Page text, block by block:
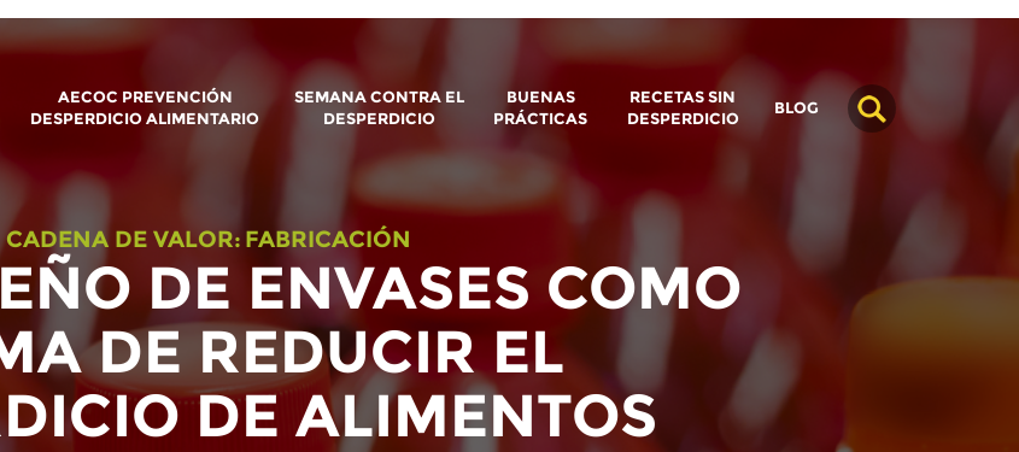
AECOC PREVENCIÓN
DESPERDICIO ALIMENTARIO
SEMANA CONTRA EL
DESPERDICIO
BUENAS
PRÁCTICAS
RECETAS SIN
DESPERDICIO
BLOG
CADENA DE VALOR: FABRICACIÓN
DE ENVASES COMO
DE REDUCIR EL
DE ALIMENTOS